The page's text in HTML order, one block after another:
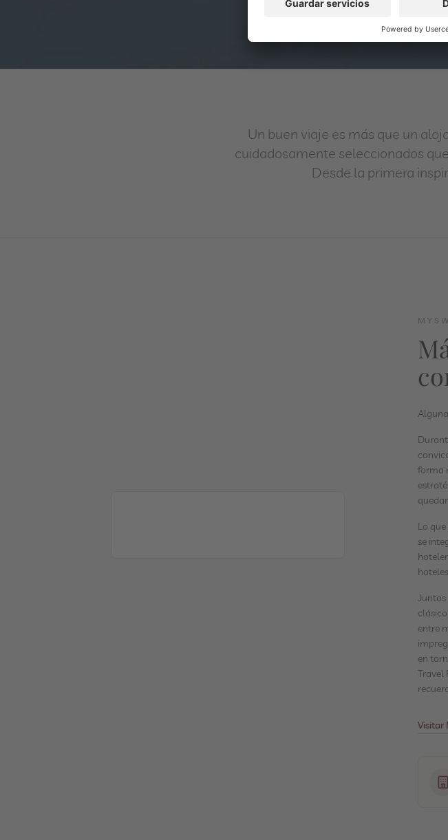
Un buen viaje es más que un
cuidadosamente seleccionados
Desde la primera
forma
Lo
se
entre
en
Travel
Visitar